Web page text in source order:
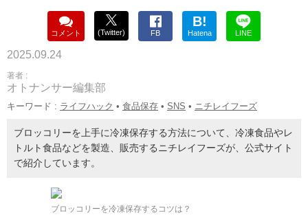
コメント (Twitter) FB
B!
Hatena LINE
2025.09.24
著者 :
オトナンサー編集部
キーワード : ライフハック • 食品保存 • SNS • ニチレイフーズ
ブロッコリーを上手に冷凍保存する方法について、冷凍食品やレ
トルト食品などを製造、販売するニチレイフーズが、公式サイト
で紹介しています。
ブロッコリーを冷凍保存するコツは？